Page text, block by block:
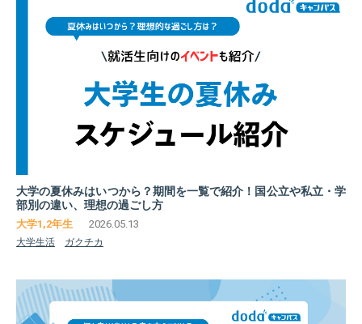
大学の夏休みはいつから？期間を一覧で紹介！国公立や私立・学
部別の違い、理想の過ごし方
2026.05.13
大学生活 ガクチカ